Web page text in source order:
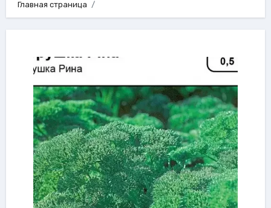
Главная страница